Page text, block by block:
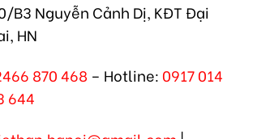
B3 Nguyễn Cảnh Dị, KĐT Đại
HN
870 468 – Hotline: 0917 014
644